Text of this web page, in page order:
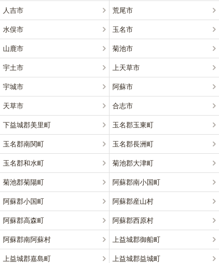
人吉市 荒尾市
水俣市 玉名市
山鹿市 菊池市
宇土市 上天草市
宇城市 阿蘇市
天草市 合志市
下益城郡美里町 玉名郡玉東町
玉名郡南関町 玉名郡長洲町
玉名郡和水町 菊池郡大津町
菊池郡菊陽町 阿蘇郡南小国町
阿蘇郡小国町 阿蘇郡産山村
阿蘇郡高森町 阿蘇郡西原村
阿蘇郡南阿蘇村 上益城郡御船町
上益城郡嘉島町 上益城郡益城町